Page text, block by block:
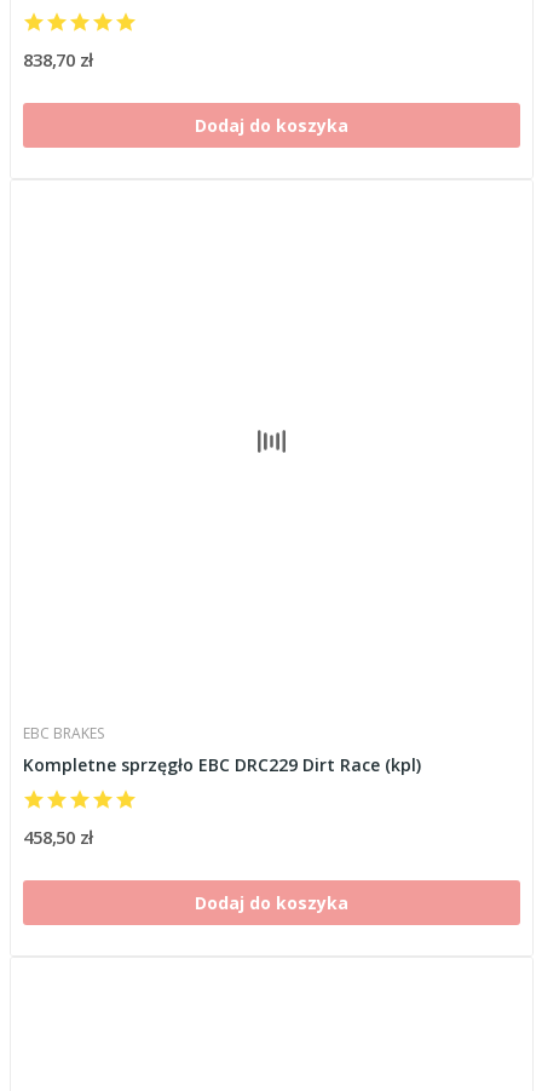
838,70 zł
Dodaj do koszyka
EBC BRAKES
Kompletne sprzęgło EBC DRC229 Dirt Race (kpl)
458,50 zł
Dodaj do koszyka